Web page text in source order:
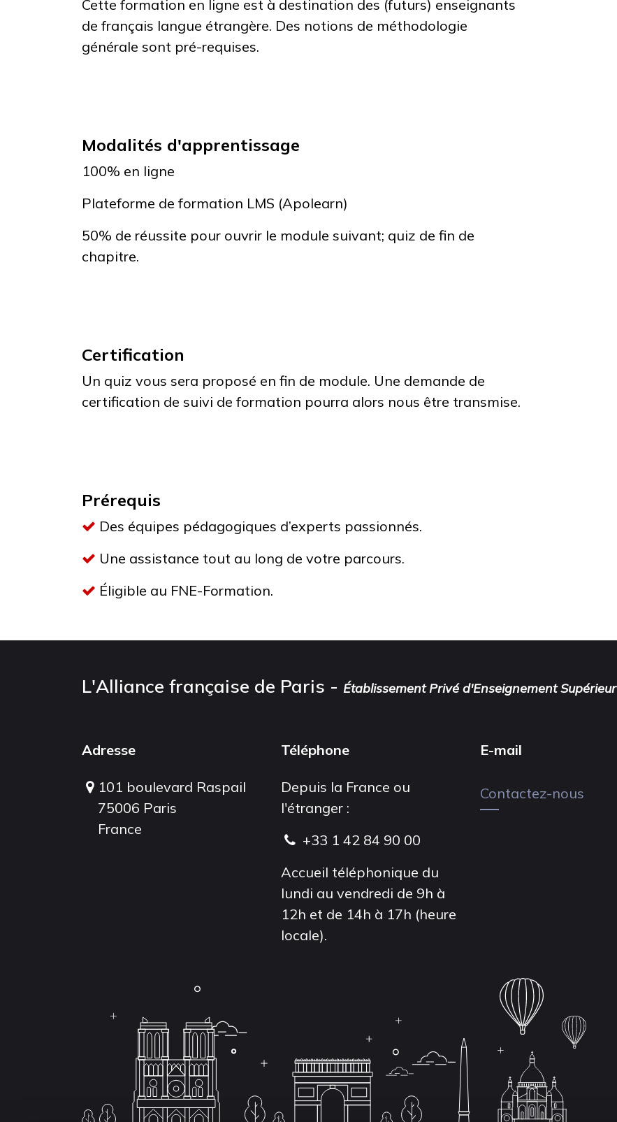
Cette formation en ligne est à destination des (futurs) enseignants
de français langue étrangère. Des notions de méthodologie
générale sont pré-requises.
Modalités d'apprentissage
100% en ligne
Plateforme de formation LMS (Apolearn)
50% de réussite pour ouvrir le module suivant; quiz de fin de
chapitre.
Certification
Un quiz vous sera proposé en fin de module. Une demande de
certification de suivi de formation pourra alors nous être transmise.
Prérequis
Des équipes pédagogiques d’experts passionnés.
Une assistance tout au long de votre parcours.
Éligible au FNE-Formation.
L'Alliance française de Paris - Établissement Privé d'Enseignement Supérieur
Adresse
101 boulevard Raspail
75006 Paris
France
Téléphone
Depuis la France ou
l'étranger :
+33 1 42 84 90 00
Accueil téléphonique du
lundi au vendredi de 9h à
12h et de 14h à 17h (heure
locale).
E-mail
Contactez-nous